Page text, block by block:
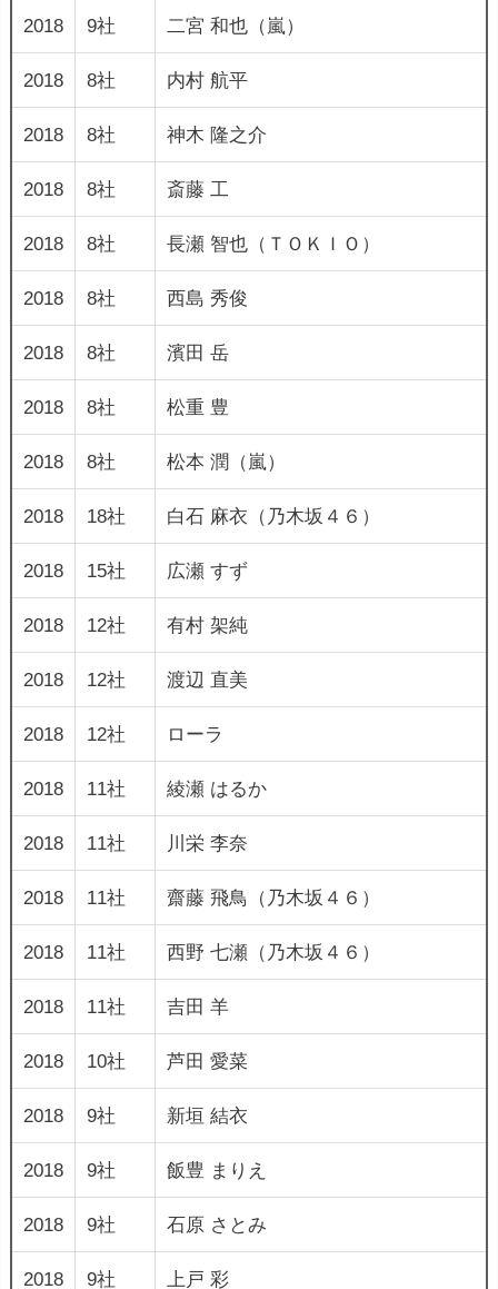
2018 9社 二宮 和也（嵐）
2018 8社 内村 航平
2018 8社 神木 隆之介
2018 8社 斎藤 工
2018 8社 長瀬 智也（ＴＯＫＩＯ）
2018 8社 西島 秀俊
2018 8社 濱田 岳
2018 8社 松重 豊
2018 8社 松本 潤（嵐）
2018 18社 白石 麻衣（乃木坂４６）
2018 15社 広瀬 すず
2018 12社 有村 架純
2018 12社 渡辺 直美
2018 12社 ローラ
2018 11社 綾瀬 はるか
2018 11社 川栄 李奈
2018 11社 齋藤 飛鳥（乃木坂４６）
2018 11社 西野 七瀬（乃木坂４６）
2018 11社 吉田 羊
2018 10社 芦田 愛菜
2018 9社 新垣 結衣
2018 9社 飯豊 まりえ
2018 9社 石原 さとみ
2018 9社 上戸 彩